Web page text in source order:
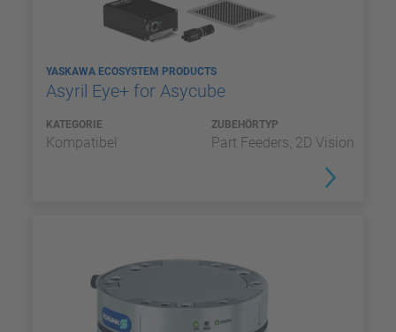
YASKAWA ECOSYSTEM PRODUCTS
Asyril Eye+ for Asycube
KATEGORIE
Kompatibel
ZUBEHÖRTYP
Part Feeders, 2D Vision